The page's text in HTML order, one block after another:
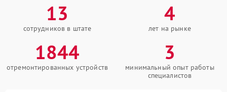
13
сотрудников в штате
4
лет на рынке
1844
отремонтированных устройств
3
минимальный опыт работы
специалистов